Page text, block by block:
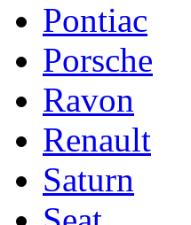
Pontiac
Porsche
Ravon
Renault
Saturn